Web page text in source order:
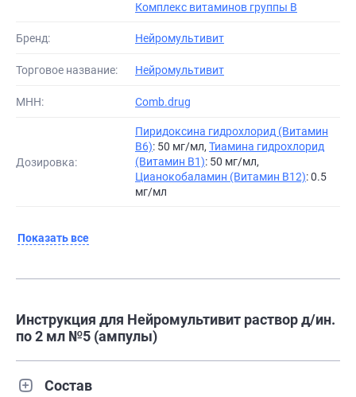
Комплекс витаминов группы B
Бренд: Нейромультивит
Торговое название: Нейромультивит
МНН: Comb.drug
Дозировка:
Пиридоксина гидрохлорид (Витамин
B6): 50 мг/мл, Тиамина гидрохлорид
(Витамин B1): 50 мг/мл,
Цианокобаламин (Витамин B12): 0.5
мг/мл
Показать все
Инструкция для Нейромультивит раствор д/ин.
по 2 мл №5 (ампулы)
Состав